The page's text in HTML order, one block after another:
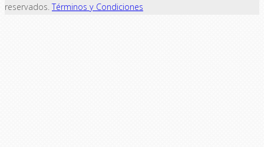
reservados.Términos y Condiciones